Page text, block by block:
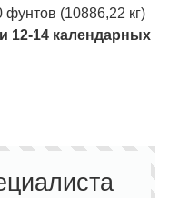
фунтов (10886,22 кг)
12-14 календарных